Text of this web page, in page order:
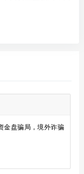
金盘骗局，境外诈骗